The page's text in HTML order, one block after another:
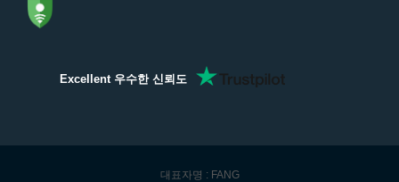
Excellent 우수한 신뢰도
대표자명 : FANG